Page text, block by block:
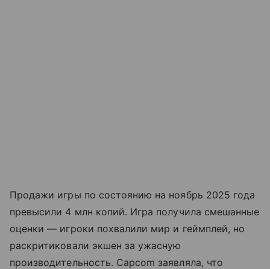
Продажи игры по состоянию на ноябрь 2025 года
превысили 4 млн копий. Игра получила смешанные
оценки — игроки похвалили мир и геймплей, но
раскритиковали экшен за ужасную
производительность. Capcom заявляла, что